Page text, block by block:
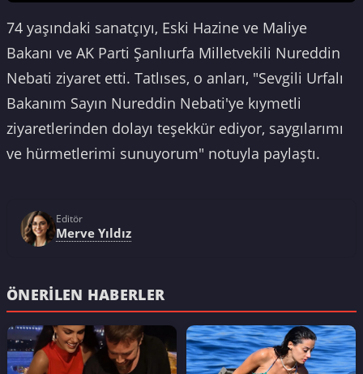
74 yaşındaki sanatçıyı, Eski Hazine ve Maliye
Bakanı ve AK Parti Şanlıurfa Milletvekili Nureddin
Nebati ziyaret etti. Tatlıses, o anları, "Sevgili Urfalı
Bakanım Sayın Nureddin Nebati'ye kıymetli
ziyaretlerinden dolayı teşekkür ediyor, saygılarımı
ve hürmetlerimi sunuyorum" notuyla paylaştı.
Editör
Merve Yıldız
ÖNERILEN HABERLER